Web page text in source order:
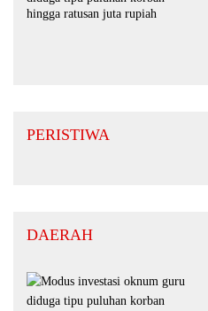
hingga ratusan juta rupiah
PERISTIWA
DAERAH